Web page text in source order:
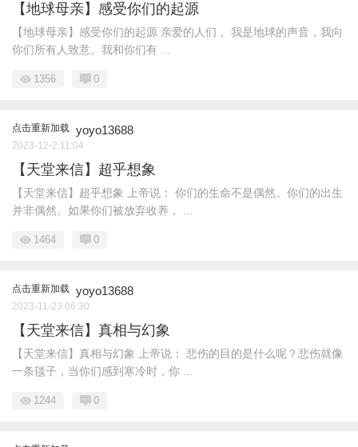
【地球母亲】感受你们的起源
【地球母亲】感受你们的起源 亲爱的人们， 我是地球的声音，我向
你们所有人致意。我和你们有 ...
1356 0
点击重新加载 yoyo13688
2023-12-2 11:04
【天堂来信】超乎想象
【天堂来信】超乎想象 上帝说： 你们的生命不是偶然。你们的出生
并非偶然。如果你们被放弃收养， ...
1464 0
点击重新加载 yoyo13688
2023-11-23 06:30
【天堂来信】真相与幻象
【天堂来信】真相与幻象 上帝说： 悲伤的目的是什么呢？悲伤就像
一条毯子，当你们感到寒冷时，你 ...
1244 0